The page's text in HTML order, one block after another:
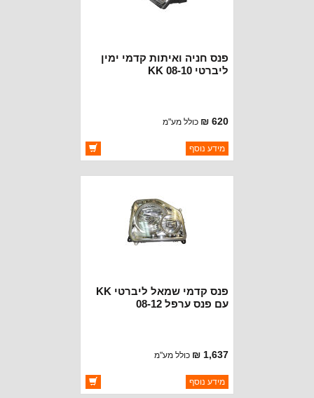
פנס חניה ואיתות קדמי ימין
ליברטי KK 08-10
620 ₪ כולל מע"מ
ברקוד: 57010124AA
יצרן:DEPO
מידע נוסף
פנס קדמי שמאל ליברטי KK
עם פנס ערפל 08-12
1,637 ₪ כולל מע"מ
ברקוד: 55157339AB
יצרן:DEPO
מידע נוסף